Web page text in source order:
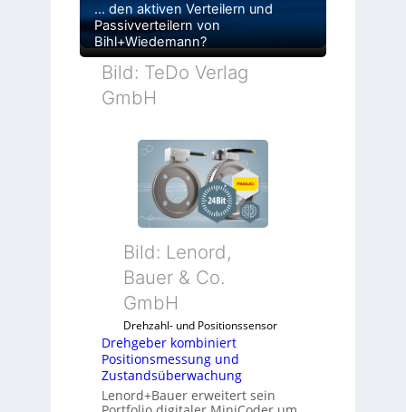
… den aktiven Verteilern und
Passivverteilern von
Bihl+Wiedemann?
Bild: TeDo Verlag
GmbH
Bild: Lenord,
Bauer & Co.
GmbH
Drehzahl- und Positionssensor
Drehgeber kombiniert
Positionsmessung und
Zustandsüberwachung
Lenord+Bauer erweitert sein